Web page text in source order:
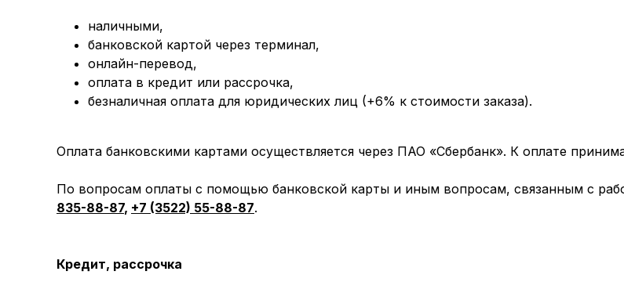
наличными,
банковской картой через терминал,
онлайн-перевод,
оплата в кредит или рассрочка,
безналичная оплата для юридических лиц (+6% к стоимости заказа).
Оплата банковскими картами осуществляется через ПАО «Сбербанк». К оплате
По вопросам оплаты с помощью банковской карты и иным вопросам, связанным с
835-88-87, +7 (3522) 55-88-87.
Кредит, рассрочка